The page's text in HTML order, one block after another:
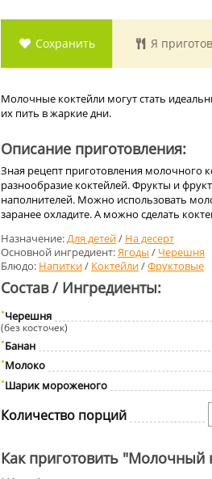
Сохранить Я
Молочные коктейли могут стать
их пить в жаркие дни.
Описание приготовления:
Зная рецепт приготовления молочного
разнообразие коктейлей. Фрукты и
наполнителей. Можно использовать
заранее охладите. А можно сделать
Назначение:Для детей/ На десерт
Основной ингредиент:Ягоды / Черешня
Блюдо: Напитки/ Коктейли/Фруктовые
Состав / Ингредиенты:
Черешня
(без косточек)
Банан
Молоко
Шарик мороженого
Количество порций
Как приготовить "Молочный